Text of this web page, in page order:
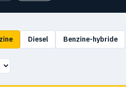
Diesel Benzine-hybride